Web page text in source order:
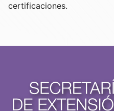
certificaciones.